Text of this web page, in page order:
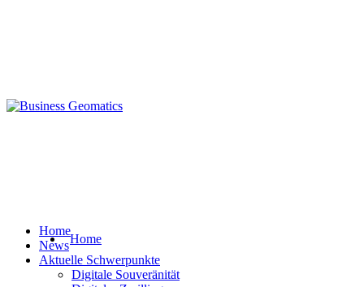
Home
Home
News
Aktuelle Schwerpunkte
Digitale Souveränität